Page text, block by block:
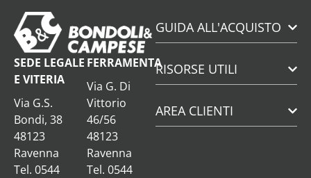
SEDE LEGALE
E VITERIA
Via G.S.
Bondi, 38
48123
Ravenna
Tel. 0544
FERRAMENTA
Via G. Di
Vittorio
46/56
48123
Ravenna
Tel. 0544
GUIDA ALL'ACQUISTO
RISORSE UTILI
AREA CLIENTI